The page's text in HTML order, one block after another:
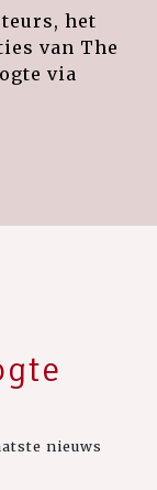
het
van The
via
nieuws